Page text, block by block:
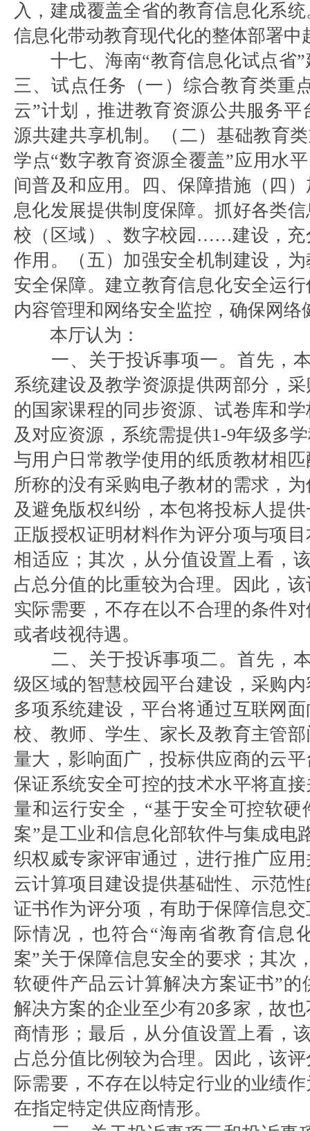
入，建成覆盖全省的教育信息化系
信息化带动教育现代化的整体部署中
十七、海南“教育信息化试点省
三、试点任务（一）综合教育类重
云”计划，推进教育资源公共服务
源共建共享机制。（二）基础教育
学点“数字教育资源全覆盖”应用水
间普及和应用。四、保障措施（四
息化发展提供制度保障。抓好各类
校（区域）、数字校园……建设，充
作用。（五）加强安全机制建设，
安全保障。建立教育信息化安全运
内容管理和网络安全监控，确保网络
本厅认为：
一、关于投诉事项一。首先，
系统建设及教学资源提供两部分，
的国家课程的同步资源、试卷库和
及对应资源，系统需提供1-9年级多
与用户日常教学使用的纸质教材相
所称的没有采购电子教材的需求，
及避免版权纠纷，本包将投标人提
正版授权证明材料作为评分项与项
相适应；其次，从分值设置上看，
占总分值的比重较为合理。因此，
实际需要，不存在以不合理的条件
或者歧视待遇。
二、关于投诉事项二。首先，
级区域的智慧校园平台建设，采购
多项系统建设，平台将通过互联网
校、教师、学生、家长及教育主管
量大，影响面广，投标供应商的云
保证系统安全可控的技术水平将直
量和运行安全，“基于安全可控软
案”是工业和信息化部软件与集成电
织权威专家评审通过，进行推广应
云计算项目建设提供基础性、示范
证书作为评分项，有助于保障信息
际情况，也符合“海南省教育信息
案”关于保障信息安全的要求；其次
软硬件产品云计算解决方案证书”
解决方案的企业至少有20多家，故
商情形；最后，从分值设置上看，
占总分值比例较为合理。因此，该
际需要，不存在以特定行业的业绩
在指定特定供应商情形。